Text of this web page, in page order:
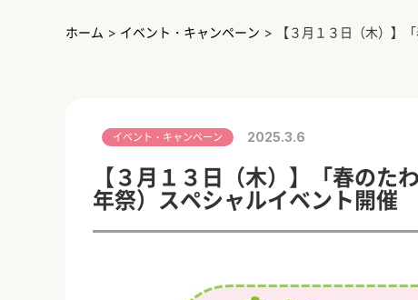
ホーム > イベント・キャンペーン > 【３月１３日（木）】
イベント・キャンペーン 2025.3.6
【３月１３日（木）】「春のた
年祭）スペシャルイベント開催